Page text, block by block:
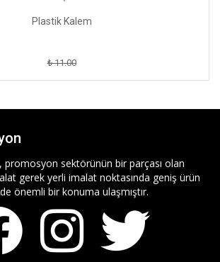
Plastik Kalem
₺ 11.00
promosyon sektörünün bir parçası olan
gerek yerli imalat noktasında geniş ürün
önemli bir konuma ulaşmıştır.